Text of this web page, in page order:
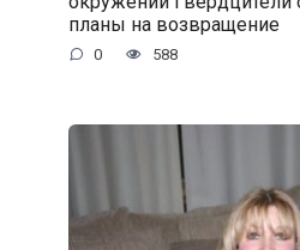
планы на возвращение
0 588